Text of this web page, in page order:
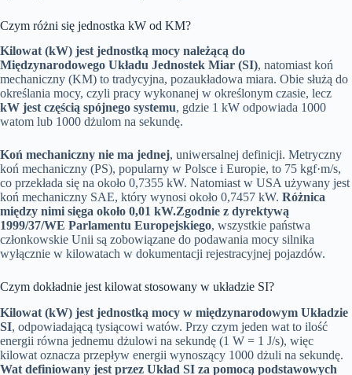
Czym różni się jednostka kW od KM?
Kilowat (kW) jest jednostką mocy należącą do
Międzynarodowego Układu Jednostek Miar (SI), natomiast koń
mechaniczny (KM) to tradycyjna, pozaukładowa miara. Obie służą do
określania mocy, czyli pracy wykonanej w określonym czasie, lecz
kW jest częścią spójnego systemu, gdzie 1 kW odpowiada 1000
watom lub 1000 dżulom na sekundę.
Koń mechaniczny nie ma jednej, uniwersalnej definicji. Metryczny
koń mechaniczny (PS), popularny w Polsce i Europie, to 75 kgf·m/s,
co przekłada się na około 0,7355 kW. Natomiast w USA używany jest
koń mechaniczny SAE, który wynosi około 0,7457 kW. Różnica
między nimi sięga około 0,01 kW.Zgodnie z dyrektywą
1999/37/WE Parlamentu Europejskiego, wszystkie państwa
członkowskie Unii są zobowiązane do podawania mocy silnika
wyłącznie w kilowatach w dokumentacji rejestracyjnej pojazdów.
Czym dokładnie jest kilowat stosowany w układzie SI?
Kilowat (kW) jest jednostką mocy w międzynarodowym Układzie
SI, odpowiadającą tysiącowi watów. Przy czym jeden wat to ilość
energii równa jednemu dżulowi na sekundę (1 W = 1 J/s), więc
kilowat oznacza przepływ energii wynoszący 1000 dżuli na sekundę.
Wat definiowany jest przez Układ SI za pomocą podstawowych